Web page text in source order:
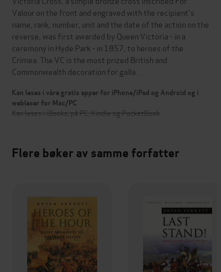
Valour on the front and engraved with the recipient's
name, rank, number, unit and the date of the action on the
reverse, was first awarded by Queen Victoria - in a
ceremony in Hyde Park - in 1857, to heroes of the
Crimea. The VC is the most prized British and
Commonwealth decoration for galla…
Kan leses i våre gratis apper for iPhone/iPad og Android og i
webleser for Mac/PC
Kan leses i iBooks, på PC, Kindle og PocketBook
Flere bøker av samme forfatter